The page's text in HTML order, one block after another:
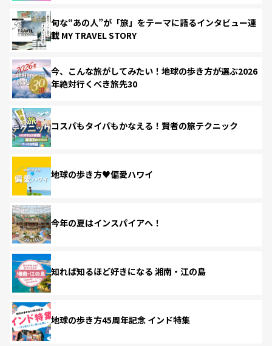
旬な“あの人”が「旅」をテーマに語るインタビュー連
載 MY TRAVEL STORY
今、こんな旅がしてみたい！地球の歩き方が選ぶ2026
年絶対行くべき旅先30
コスパもタイパもかなえる！賢者の旅テクニック
地球の歩き方♥偏愛ハワイ
今年の夏はインスパイアへ！
知れば知るほど好きになる 湘南・江の島
地球の歩き方45周年記念 インド特集